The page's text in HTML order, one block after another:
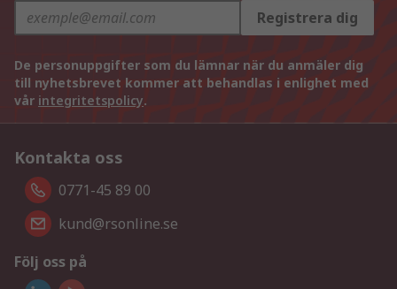
Registrera dig
De personuppgifter som du lämnar när du anmäler dig
till nyhetsbrevet kommer att behandlas i enlighet med
vår integritetspolicy.
Kontakta oss
0771-45 89 00
kund@rsonline.se
Följ oss på